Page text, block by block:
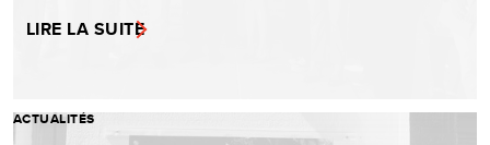
LIRE LA SUITE
ACTUALITÉS